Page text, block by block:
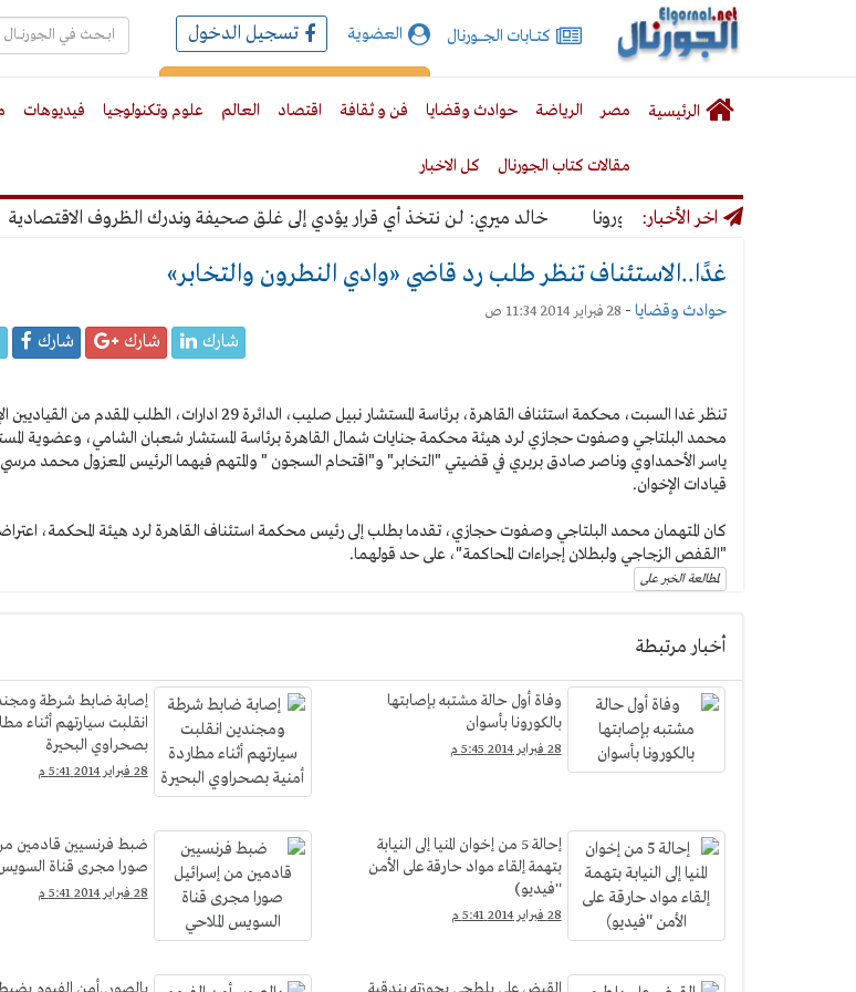
الجورنال
نت
كتـــابات الجـــــورنال العضوية تسجيل الدخول
الرئيسية مصر الرياضة حوادث وقضايا فن و ثقافة اقتصاد العالم علوم وتكنولوجيا فيديوهات
مقالات كتاب الجورنال كل الاخبار
اخر الأخبار: خالد ميري: لن نتخذ أي قرار يؤدي إلى غلق صحيفة وندرك الظروف الاقتصادية
غدًا..الاستئناف تنظر طلب رد قاضي «وادي النطرون والتخابر»
حوادث وقضايا - 28 فبراير 2014 11:34 ص
شارك شارك شارك
تنظر غدا السبت، محكمة استئناف القاهرة، برئاسة المستشار نبيل صليب، الدائرة 29 ادارات، الطلب
محمد البلتاجي وصفوت حجازي لرد هيئة محكمة جنايات شمال القاهرة برئاسة المستشار شعبان الشامي، وعضوية
قيادات الإخوان.
كان المتهمان محمد البلتاجي وصفوت حجازي، تقدما بطلب إلى رئيس محكمة استئناف القاهرة لرد هيئة المحكمة،
"القفص الزجاجي ولبطلان إجراءات المحاكمة"، على حد قولهما.
لمطالعة الخبر على
أخبار مرتبطة
وفاة أول حالة مشتبه بإصابتها
بالكورونا بأسوان
28 فبراير 2014 5:45 م
إصابة ضابط شرطة
انقلبت سيارتهم أثناء
بصحراوي البحيرة
28 فبراير 2014 5:41 م
إحالة 5 من إخوان المنيا إلى النيابة
بتهمة إلقاء مواد حارقة على الأمن
''فيديو)
28 فبراير 2014 5:41 م
ضبط فرنسيين قادمين
صورا مجرى قناة السويس
28 فبراير 2014 5:41 م